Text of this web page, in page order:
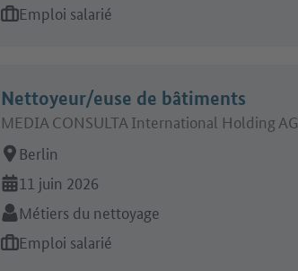
Type d'offre d'emploi:
Emploi salarié
Nettoyeur/euse de bâtiments
MEDIA CONSULTA International Holding AG
Lieu de travail:
Berlin
En ligne depuis:
11 juin 2026
Secteur:
Métiers du nettoyage
Type d'offre d'emploi:
Emploi salarié